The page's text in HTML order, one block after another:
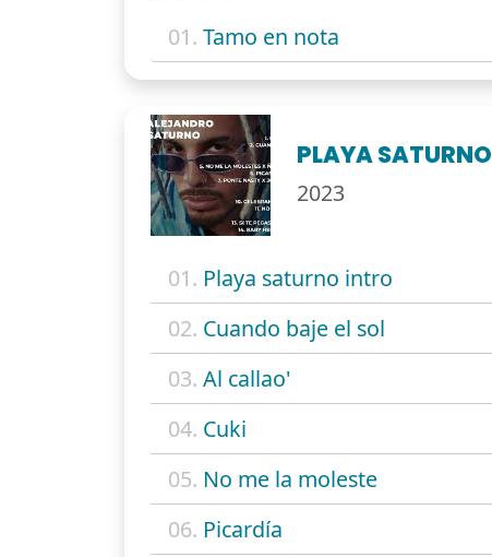
01. Tamo en nota
PLAYA SATURNO
2023
01. Playa saturno intro
02. Cuando baje el sol
03. Al callao'
04. Cuki
05. No me la moleste
06. Picardía